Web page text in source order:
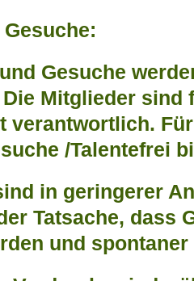
Gesuche
Mitglieder sind
verantwortlich.
/Talentefrei
in geringerer
Tatsache, dass
und spontaner